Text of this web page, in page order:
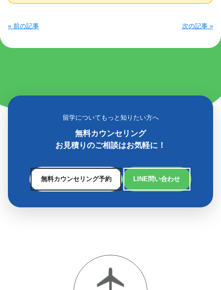
« 前の記事 次の記事 »
留学についてもっと知りたい方へ
無料カウンセリング
お見積りのご相談はお気軽に！
無料カウンセリング予約 LINE問い合わせ